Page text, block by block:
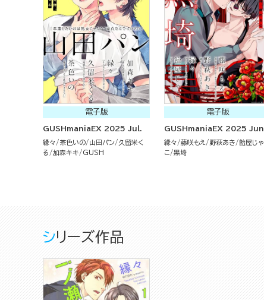
電子版
GUSHmaniaEX 2025 Jul.
縁々 茶色いの 山田パン
久留米く
る
加森キキ GUSH
電子版
GUSHmaniaEX 2025 Jun.
縁々 藤咲もえ 野萩あき
飴屋じゃ
こ
黒埼
シリーズ作品